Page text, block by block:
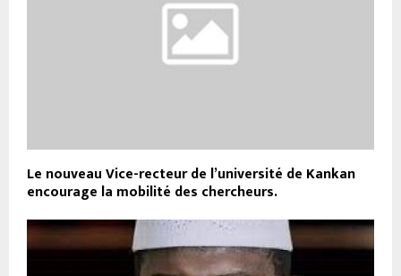
Le nouveau Vice-recteur de l’université de Kankan
encourage la mobilité des chercheurs.